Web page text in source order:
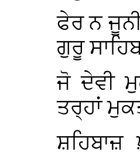
ਫੇਰ ਨ
ਗੁਰੂ
ਜੋ ਦੇਵੀ
ਤਰ੍ਹਾਂ